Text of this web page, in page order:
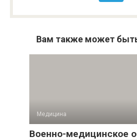
Вам также может
Медицина
Военно-медицинское